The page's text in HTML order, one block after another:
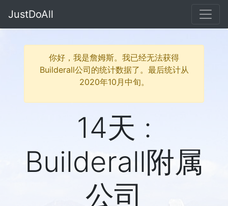
JustDoAll
你好，我是詹姆斯。我已经无法获得
Builderall公司的统计数据了。最后统计从
2020年10月中旬。
14天 :
Builderall附属
公司